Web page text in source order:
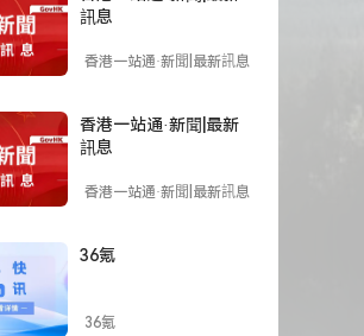
訊息
香港一站通·新聞|最新訊息
香港一站通·新聞|最新
訊息
香港一站通·新聞|最新訊息
36氪
36氪